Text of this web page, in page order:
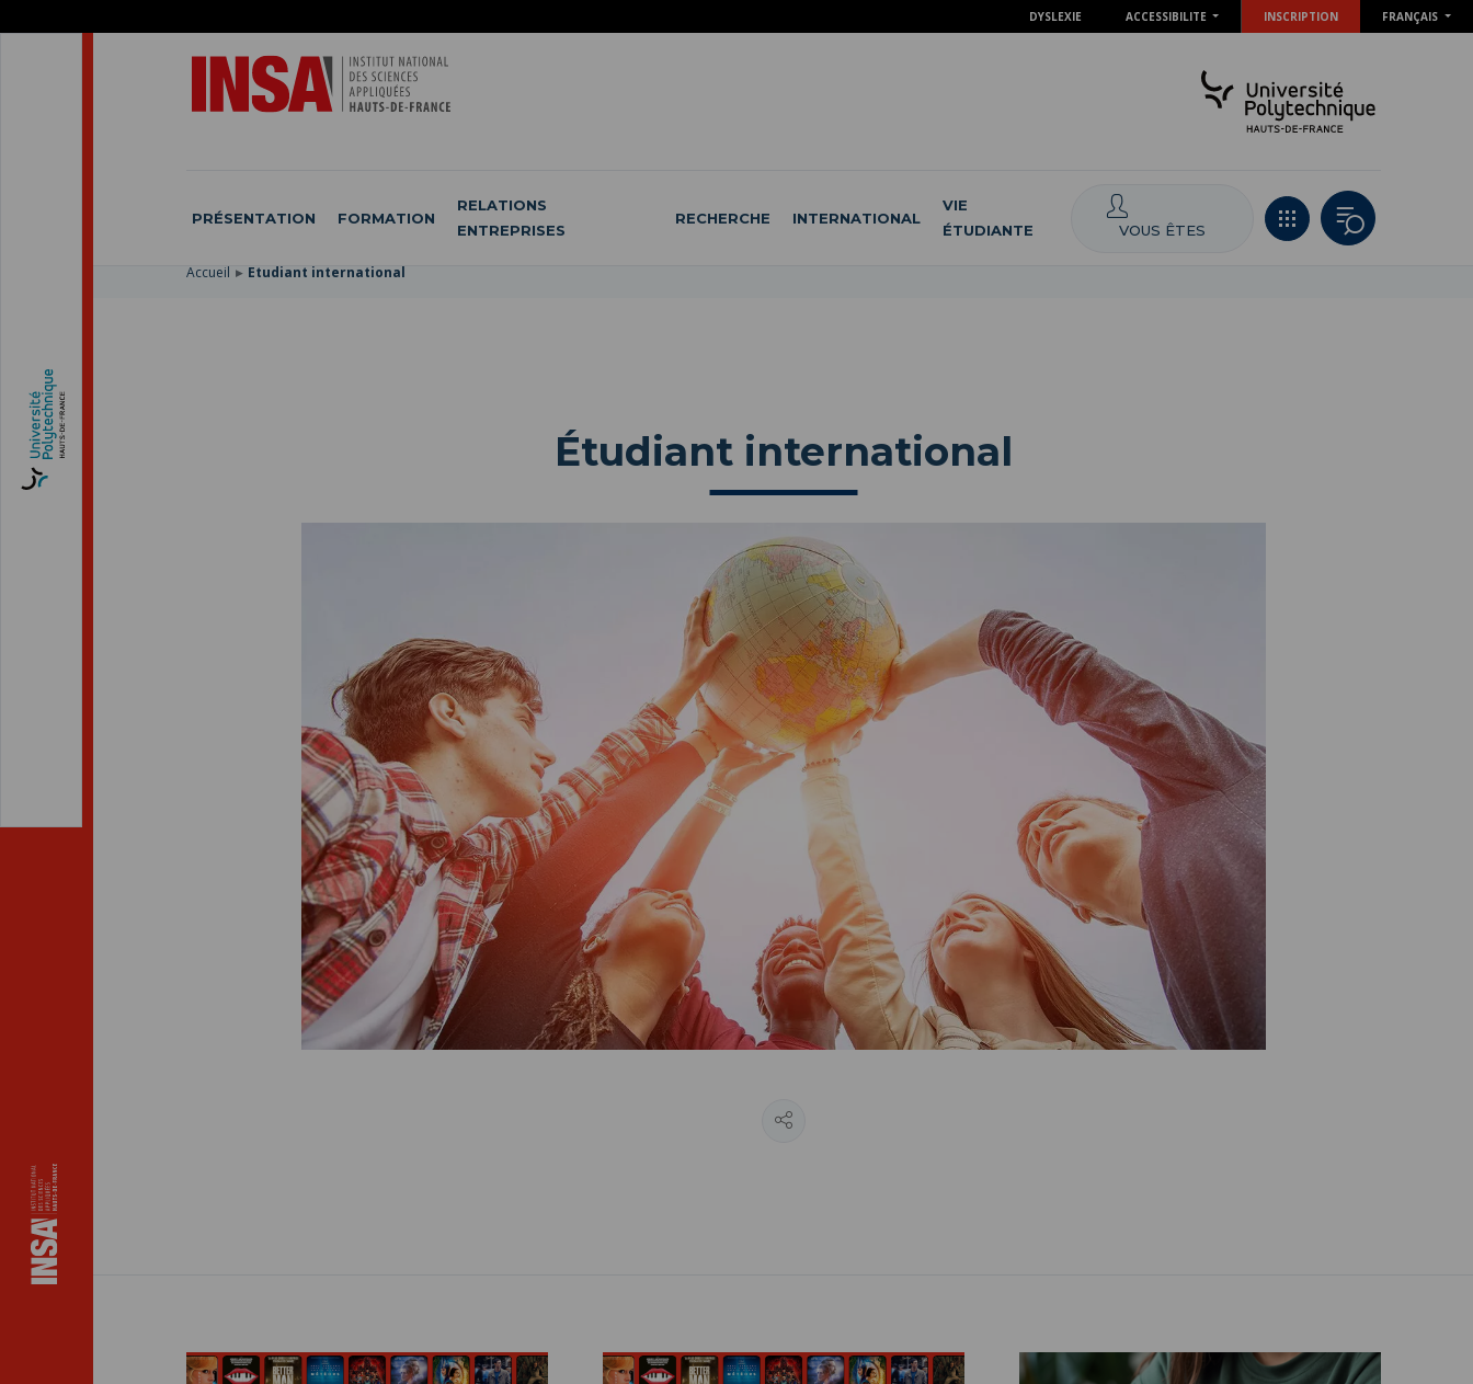
DYSLEXIE ACCESSIBILITE INSCRIPTION FRANÇAIS
PRÉSENTATION FORMATION
RELATIONS
ENTREPRISES
RECHERCHE INTERNATIONAL
VIE
ÉTUDIANTE
VOUS ÊTES
Accueil Étudiant international
Étudiant international
Procédure d'inscription, de réinscription ou